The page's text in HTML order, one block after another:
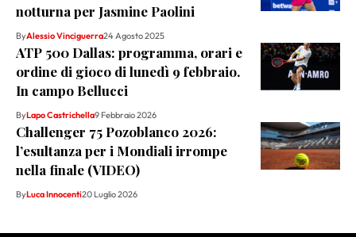
notturna per Jasmine Paolini
ByAlessio Vinciguerra24 Agosto 2025
ATP 500 Dallas: programma, orari e
ordine di gioco di lunedì 9 febbraio.
In campo Bellucci
ByLapo Castrichella9 Febbraio 2026
Challenger 75 Pozoblanco 2026:
l’esultanza per i Mondiali irrompe
nella finale (VIDEO)
ByLuca Innocenti20 Luglio 2026